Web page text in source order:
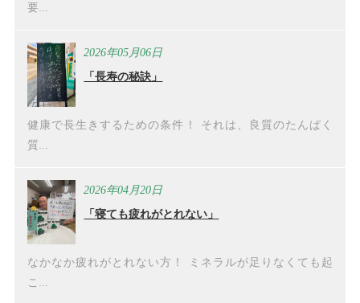
要...
2026年05月06日
「長寿の秘訣」
健康で長生きするための条件！ それは、良質のたんぱく
質...
2026年04月20日
「寝ても疲れがとれない」
なかなか疲れがとれない方！ ミネラルが足りなくても起
こ...